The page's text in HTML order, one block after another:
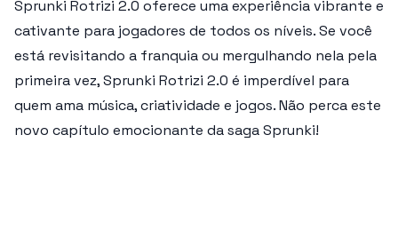
Sprunki Rotrizi 2.0 oferece uma experiência vibrante e
cativante para jogadores de todos os níveis. Se você
está revisitando a franquia ou mergulhando nela pela
primeira vez,Sprunki Rotrizi 2.0 é imperdível para
quem ama música, criatividade e jogos. Não perca este
novo capítulo emocionante da saga Sprunki!